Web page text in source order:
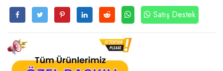
Satış Destek